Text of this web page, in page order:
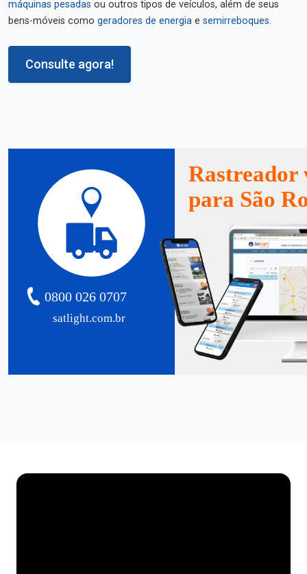
máquinas pesadas ou outros tipos de veículos, além de seus
bens-móveis como geradores de energia e semirreboques.
Consulte agora!
satlight.com.br
0800 026 0707
Rastreador
para São